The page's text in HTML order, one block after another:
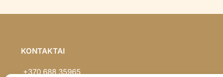
KONTAKTAI
+370 688 35965